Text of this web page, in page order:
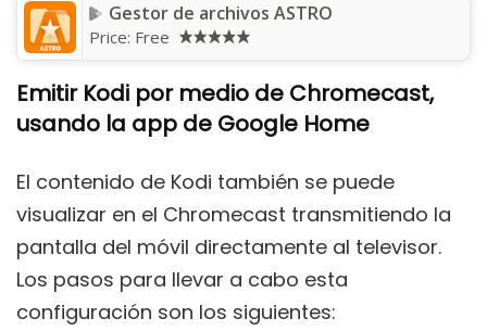
Gestor de archivos ASTRO
Price: Free
Emitir Kodi por medio de Chromecast,
usando la app de Google Home
El contenido de Kodi también se puede
visualizar en el Chromecast transmitiendo la
pantalla del móvil directamente al televisor.
Los pasos para llevar a cabo esta
configuración son los siguientes: